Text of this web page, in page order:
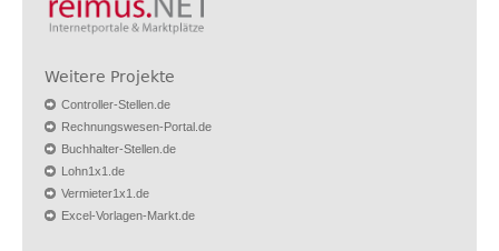
Weitere Projekte
Controller-Stellen.de
Rechnungswesen-Portal.de
Buchhalter-Stellen.de
Lohn1x1.de
Vermieter1x1.de
Excel-Vorlagen-Markt.de